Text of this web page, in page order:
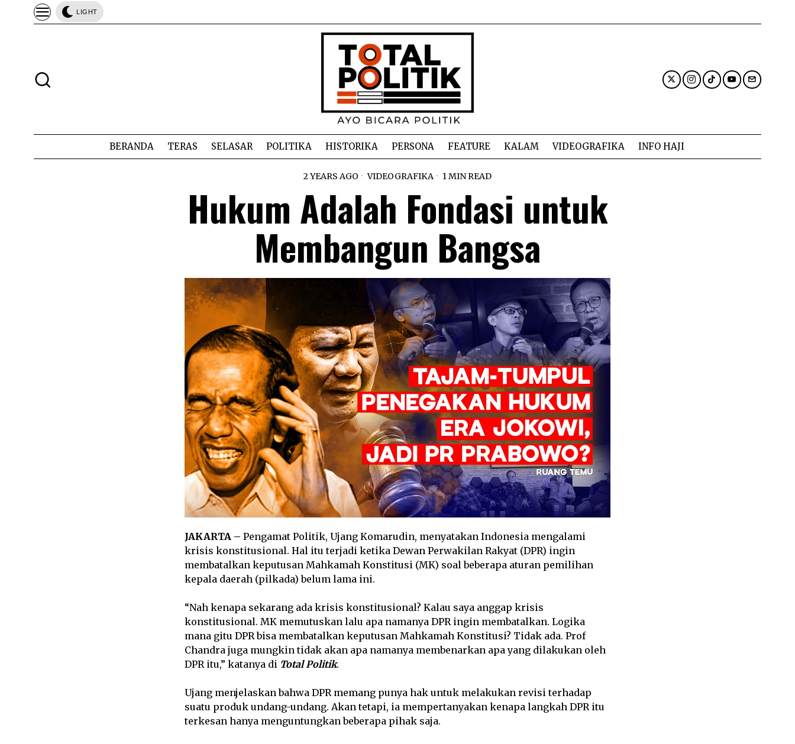
LIGHT
BERANDA TERAS SELASAR POLITIKA HISTORIKA PERSONA FEATURE KALAM VIDEOGRAFIKA INFO HAJI
2 YEARS AGO VIDEOGRAFIKA 1 MIN READ
Hukum Adalah Fondasi untuk
Membangun Bangsa
JAKARTA – Pengamat Politik, Ujang Komarudin, menyatakan Indonesia mengalami
krisis konstitusional. Hal itu terjadi ketika Dewan Perwakilan Rakyat (DPR) ingin
membatalkan keputusan Mahkamah Konstitusi (MK) soal beberapa aturan pemilihan
kepala daerah (pilkada) belum lama ini.
“Nah kenapa sekarang ada krisis konstitusional? Kalau saya anggap krisis
konstitusional. MK memutuskan lalu apa namanya DPR ingin membatalkan. Logika
mana gitu DPR bisa membatalkan keputusan Mahkamah Konstitusi? Tidak ada. Prof
Chandra juga mungkin tidak akan apa namanya membenarkan apa yang dilakukan oleh
DPR itu,” katanya di Total Politik.
Ujang menjelaskan bahwa DPR memang punya hak untuk melakukan revisi terhadap
suatu produk undang-undang. Akan tetapi, ia mempertanyakan kenapa langkah DPR itu
terkesan hanya menguntungkan beberapa pihak saja.